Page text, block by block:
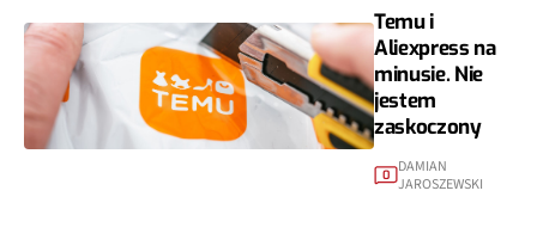
Temu i
Aliexpress na
minusie. Nie
jestem
zaskoczony
0
DAMIAN
JAROSZEWSKI